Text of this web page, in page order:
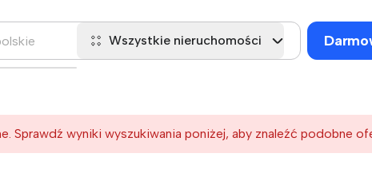
Wszystkie nieruchomości
Sprawdź wyniki wyszukiwania poniżej, aby znaleźć podobne